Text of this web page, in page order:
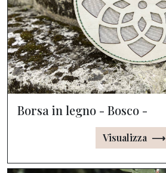
Borsa in legno - Bosco -
Visualizza ⟶